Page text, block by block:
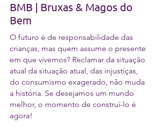
BMB | Bruxas & Magos do
Bem
O futuro é de responsabilidade das
crianças, mas quem assume o presente
em que vivemos? Reclamar da situação
atual da situação atual, das injustiças,
do consumismo exagerado, não muda
a história. Se desejamos um mundo
melhor, o momento de construí-lo é
agora!